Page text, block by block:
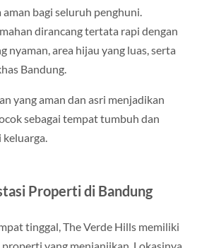
aman bagi seluruh penghuni.
dirancang tertata rapi dengan
nyaman, area hijau yang luas, serta
Bandung.
yang aman dan asri menjadikan
sebagai tempat tumbuh dan
keluarga.
Properti di Bandung
tinggal, The Verde Hills memiliki